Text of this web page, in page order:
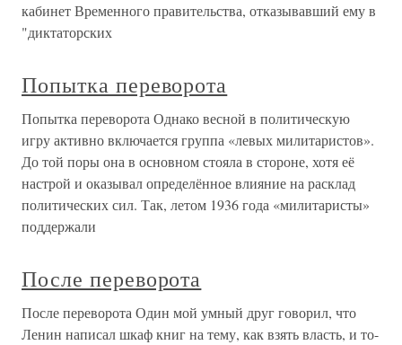
кабинет Временного правительства, отказывавший ему в
"диктаторских
Попытка переворота
Попытка переворота Однако весной в политическую
игру активно включается группа «левых милитаристов».
До той поры она в основном стояла в стороне, хотя её
настрой и оказывал определённое влияние на расклад
политических сил. Так, летом 1936 года «милитаристы»
поддержали
После переворота
После переворота Один мой умный друг говорил, что
Ленин написал шкаф книг на тему, как взять власть, и то-